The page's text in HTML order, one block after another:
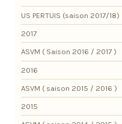
US PERTUIS (saison 2017/18)
2017
ASVM ( Saison 2016 / 2017 )
2016
ASVM ( saison 2015 / 2016 )
2015